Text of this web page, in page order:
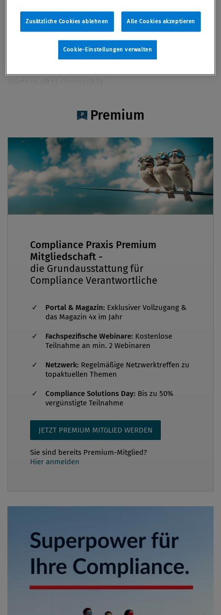
Kristina Lohfink, CAMS ist Manager bei StoneTurn
und hat sich ua auf die forensische
Untersuchungen von Compliance-Verstößen
spezialisiert. Sie verfügt über Erfahrung in der
Premium
Compliance Praxis Premium
Mitgliedschaft -
die Grundausstattung für
Compliance Verantwortliche
Portal & Magazin: Exklusiver Vollzugang &
das Magazin 4x im Jahr
Fachspezifische Webinare: Kostenlose
Teilnahme an min. 2 Webinaren
Netzwerk: Regelmäßige Netzwerktreffen zu
topaktuellen Themen
Compliance Solutions Day: Bis zu 50%
vergünstigte Teilnahme
JETZT PREMIUM MITGLIED WERDEN
Sie sind bereits Premium-Mitglied?
Hier anmelden
Zusätzliche Cookies ablehnen Alle Cookies akzeptieren
Cookie-Einstellungen verwalten